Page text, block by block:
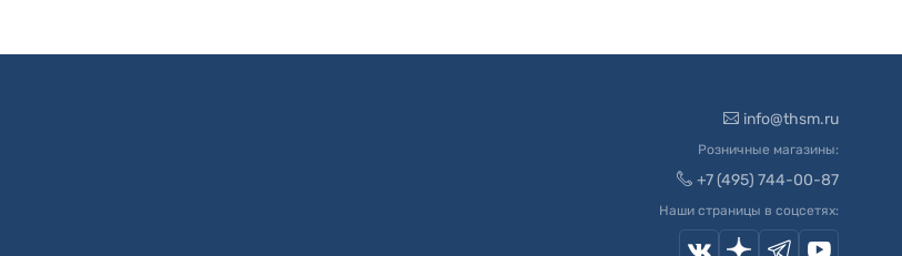
info@thsm.ru
Розничные магазины:
+7 (495) 744-00-87
Наши страницы в соцсетях: